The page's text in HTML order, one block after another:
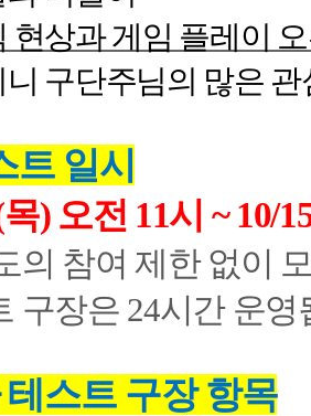
현상과 게임 플레이
니 구단주님의 많은
트 일시
목) 오전 11시 ~ 10/
의 참여 제한 없이
구장은 24시간 운영
테스트 구장 항목